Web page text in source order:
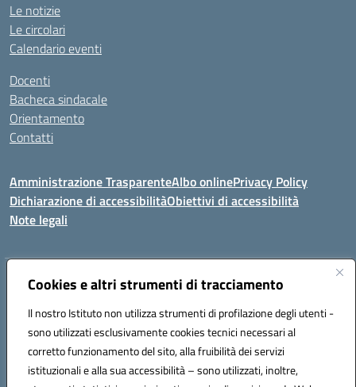
Cookies e altri strumenti di tracciamento
Il nostro Istituto non utilizza strumenti di profilazione degli utenti -
sono utilizzati esclusivamente cookies tecnici necessari al
corretto funzionamento del sito, alla fruibilità dei servizi
istituzionali e alla sua accessibilità – sono utilizzati, inoltre,
Le notizie
Le circolari
Calendario eventi
Docenti
Bacheca sindacale
Orientamento
Contatti
Amministrazione TrasparenteAlbo onlinePrivacy Policy
Dichiarazione di accessibilitàObiettivi di accessibilità
Note legali
Indirizzo:Viale P. Togliatti snc 67039 Sulmona (AQ)
Posta elettronica certificata (PEC):aqis01900g@pec.istruzione.it
Codice fiscale: 92025400661
Codice meccanografico: AQIS01900G